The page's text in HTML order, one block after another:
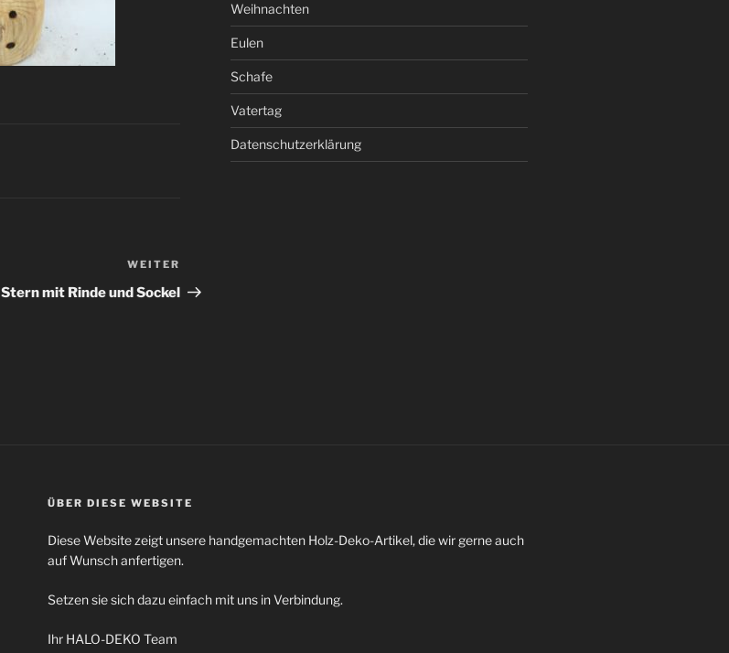
Beitrag
WEITER
Stern mit Rinde und Sockel
Weihnachten
Eulen
Schafe
Vatertag
Datenschutzerklärung
ÜBER DIESE WEBSITE
Diese Website zeigt unsere handgemachten Holz-Deko-Artikel, die wir gerne auch
auf Wunsch anfertigen.
Setzen sie sich dazu einfach mit uns in Verbindung.
Ihr HALO-DEKO Team